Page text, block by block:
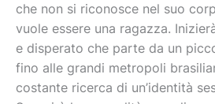
che non si riconosce nel suo
vuole essere una ragazza.
e disperato che parte da un
fino alle grandi metropoli
costante ricerca di un’identità